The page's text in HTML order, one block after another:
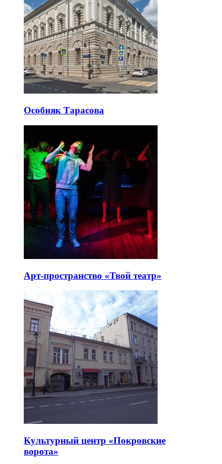
Особняк Тарасова
Арт-пространство «Твой театр»
Культурный центр «Покровские
ворота»